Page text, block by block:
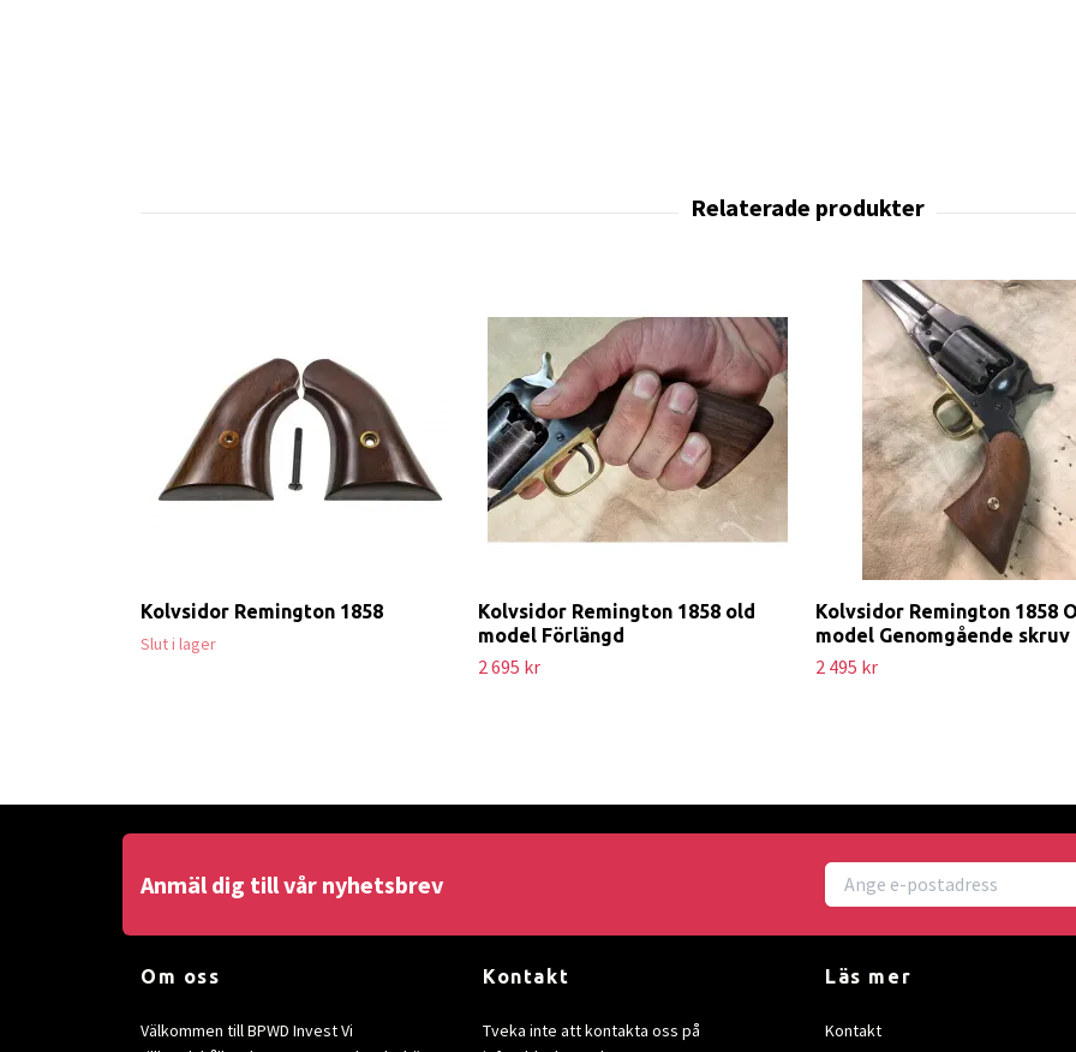
Kolvsidor Remington 1858
Slut i lager
Kolvsidor Remington 1858 old
model Förlängd
2 695 kr
Kolvsidor Remington 1858
model Genomgående skruv
2 495 kr
Anmäl dig till vår nyhetsbrev
Om oss
Välkommen till BPWD Invest Vi
Kontakt
Tveka inte att kontakta oss på
Läs mer
Kontakt